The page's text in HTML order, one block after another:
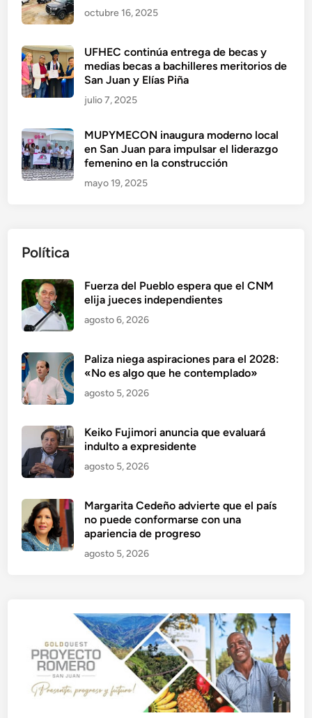
octubre 16, 2025
UFHEC continúa entrega de becas y
medias becas a bachilleres meritorios de
San Juan y Elías Piña
julio 7, 2025
MUPYMECON inaugura moderno local
en San Juan para impulsar el liderazgo
femenino en la construcción
mayo 19, 2025
Política
Fuerza del Pueblo espera que el CNM
elija jueces independientes
agosto 6, 2026
Paliza niega aspiraciones para el 2028:
«No es algo que he contemplado»
agosto 5, 2026
Keiko Fujimori anuncia que evaluará
indulto a expresidente
agosto 5, 2026
Margarita Cedeño advierte que el país
no puede conformarse con una
apariencia de progreso
agosto 5, 2026